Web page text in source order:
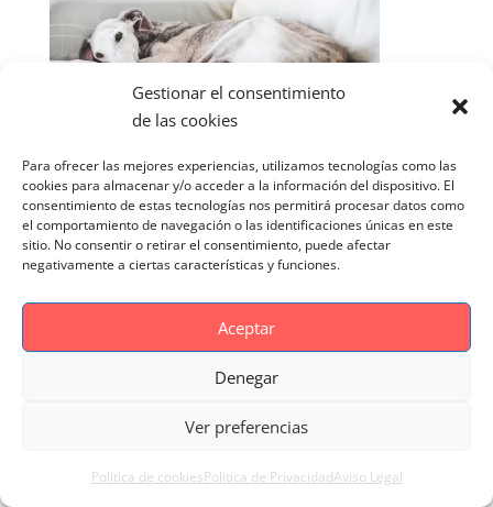
Gestionar el consentimiento
de las cookies
Para ofrecer las mejores experiencias, utilizamos tecnologías como las
cookies para almacenar y/o acceder a la información del dispositivo. El
consentimiento de estas tecnologías nos permitirá procesar datos como
el comportamiento de navegación o las identificaciones únicas en este
sitio. No consentir o retirar el consentimiento, puede afectar
negativamente a ciertas características y funciones.
Aceptar
Denegar
Ver preferencias
Politica de cookiesPolitica de PrivacidadAviso Legal
Politica de cookies
Portfolio